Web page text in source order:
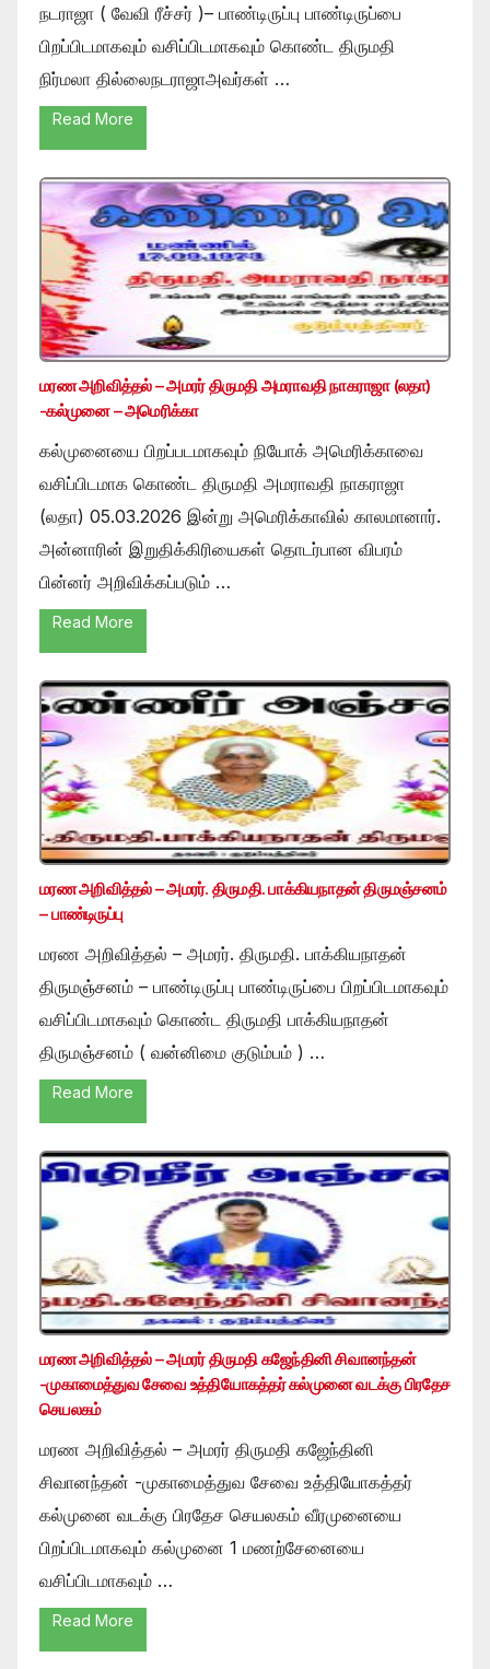
நடராஜா ( வேவி ரீச்சர் )– பாண்டிருப்பு பாண்டிருப்பை
பிறப்பிடமாகவும் வசிப்பிடமாகவும் கொண்ட திருமதி
நிர்மலா தில்லைநடராஜாஅவர்கள் …
Read More
மரண அறிவித்தல் – அமரர் திருமதி அமராவதி நாகராஜா (லதா)
-கல்முனை – அமெரிக்கா
கல்முனையை பிறப்படமாகவும் நியோக் அமெரிக்காவை
வசிப்பிடமாக கொண்ட திருமதி அமராவதி நாகராஜா
(லதா) 05.03.2026 இன்று அமெரிக்காவில் காலமானார்.
அன்னாரின் இறுதிக்கிரியைகள் தொடர்பான விபரம்
பின்னர் அறிவிக்கப்படும் …
Read More
மரண அறிவித்தல் – அமரர். திருமதி. பாக்கியநாதன் திருமஞ்சனம்
– பாண்டிருப்பு
மரண அறிவித்தல் – அமரர். திருமதி. பாக்கியநாதன்
திருமஞ்சனம் – பாண்டிருப்பு பாண்டிருப்பை பிறப்பிடமாகவும்
வசிப்பிடமாகவும் கொண்ட திருமதி பாக்கியநாதன்
திருமஞ்சனம் ( வன்னிமை குடும்பம் ) …
Read More
மரண அறிவித்தல் – அமரர் திருமதி கஜேந்தினி சிவானந்தன்
-முகாமைத்துவ சேவை உத்தியோகத்தர் கல்முனை வடக்கு பிரதேச
செயலகம்
மரண அறிவித்தல் – அமரர் திருமதி கஜேந்தினி
சிவானந்தன் -முகாமைத்துவ சேவை உத்தியோகத்தர்
கல்முனை வடக்கு பிரதேச செயலகம் வீரமுனையை
பிறப்பிடமாகவும் கல்முனை 1 மணற்சேனையை
வசிப்பிடமாகவும் …
Read More